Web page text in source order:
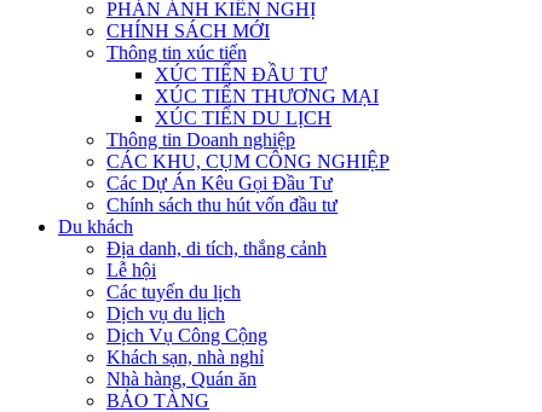
PHẢN ÁNH KIẾN NGHỊ
CHÍNH SÁCH MỚI
Thông tin xúc tiến
XÚC TIẾN ĐẦU TƯ
XÚC TIẾN THƯƠNG MẠI
XÚC TIẾN DU LỊCH
Thông tin Doanh nghiệp
CÁC KHU, CỤM CÔNG NGHIỆP
Các Dự Án Kêu Gọi Đầu Tư
Chính sách thu hút vốn đầu tư
Du khách
Địa danh, di tích, thắng cảnh
Lễ hội
Các tuyến du lịch
Dịch vụ du lịch
Dịch Vụ Công Cộng
Khách sạn, nhà nghỉ
Nhà hàng, Quán ăn
BẢO TÀNG